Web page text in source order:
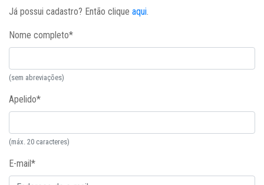
Já possui cadastro? Então clique aqui.
Nome completo*
(sem abreviações)
Apelido*
(máx. 20 caracteres)
E-mail*